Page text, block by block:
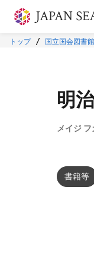
本文に飛ぶ
トップ 国立国会図書
明
メイジ
書籍等